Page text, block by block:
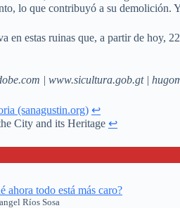
lo que contribuyó a su demolición.
en estas ruinas que, a partir de hoy,
| www.sicultura.gob.gt |
(sanagustin.org) ↩︎
City and its Heritage ↩︎
ahora todo está más caro?
Ríos Sosa